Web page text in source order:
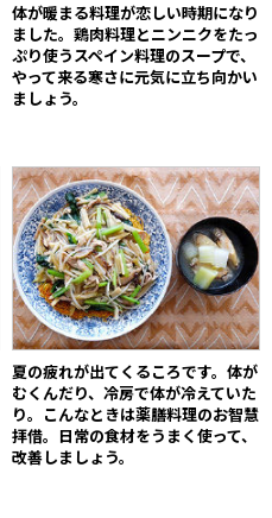
体が暖まる料理が恋しい時期になり
ました。鶏肉料理とニンニクをたっ
ぷり使うスペイン料理のスープで、
やって来る寒さに元気に立ち向かい
ましょう。
夏の疲れが出てくるころです。体が
むくんだり、冷房で体が冷えていた
り。こんなときは薬膳料理のお智慧
拝借。日常の食材をうまく使って、
改善しましょう。